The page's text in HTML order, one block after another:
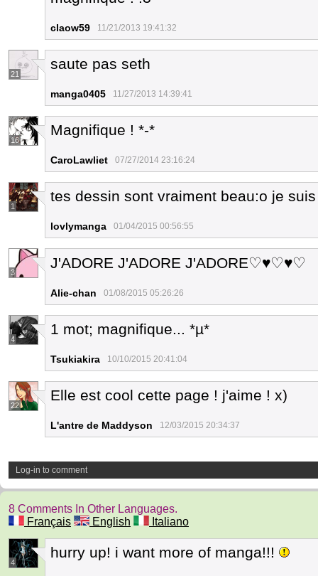
claow59 11/21/2013 19:41:32
21
saute pas seth
manga0405 11/27/2013 14:39:41
16
Magnifique ! *-*
CaroLawliet 07/27/2014 23:16:24
1
tes dessin sont vraiment beau:o je
lovlymanga 01/04/2015 00:56:55
3
J'ADORE J'ADORE J'ADORE♡♥♡♥♡
Alie-chan 01/08/2015 05:26:26
4
1 mot; magnifique... *µ*
Tsukiakira 10/10/2015 20:41:04
22
Elle est cool cette page ! j'aime ! x)
L'antre de Maddyson 12/03/2015 20:34:37
Log-in to comment
8 Comments In Other Languages.
Français
English Italiano
4
hurry up! i want more of manga!!!